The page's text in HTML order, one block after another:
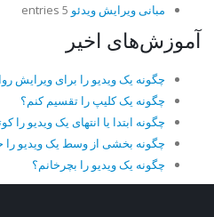
مبانی ویرایش ویدئو
آموزش‌های اخیر
چگونه یک ویدیو را برای ویرایش
چگونه یک کلیپ را تقسیم کنم؟
چگونه ابتدا یا انتهای یک ویدیو را
چگونه بخشی از وسط یک ویدیو
چگونه یک ویدیو را بچرخانم؟